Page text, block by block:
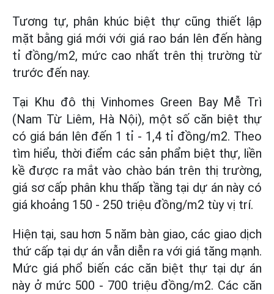
Tương tự, phân khúc biệt thự cũng thiết lập
mặt bằng giá mới với giá rao bán lên đến hàng
tỉ đồng/m2, mức cao nhất trên thị trường từ
trước đến nay.
Tại Khu đô thị Vinhomes Green Bay Mễ Trì
(Nam Từ Liêm, Hà Nội), một số căn biệt thự
có giá bán lên đến 1 tỉ - 1,4 tỉ đồng/m2. Theo
tìm hiểu, thời điểm các sản phẩm biệt thự, liền
kề được ra mắt vào chào bán trên thị trường,
giá sơ cấp phân khu thấp tầng tại dự án này có
giá khoảng 150 - 250 triệu đồng/m2 tùy vị trí.
Hiện tại, sau hơn 5 năm bàn giao, các giao dịch
thứ cấp tại dự án vẫn diễn ra với giá tăng mạnh.
Mức giá phổ biến các căn biệt thự tại dự án
này ở mức 500 - 700 triệu đồng/m2. Các căn